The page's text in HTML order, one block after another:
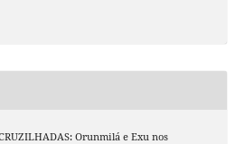
Orunmilá e Exu nos